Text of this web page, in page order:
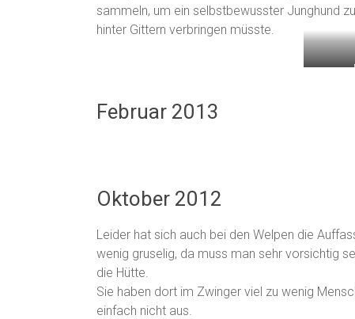
sammeln, um ein selbstbewusster Junghund
hinter Gittern verbringen müsste.
Februar 2013
Oktober 2012
Leider hat sich auch bei den Welpen die
wenig gruselig, da muss man sehr vorsichtig
die Hütte.
Sie haben dort im Zwinger viel zu wenig
einfach nicht aus.